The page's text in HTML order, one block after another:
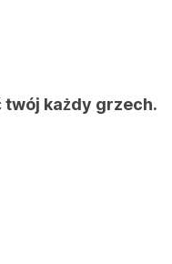
twój każdy grzech.